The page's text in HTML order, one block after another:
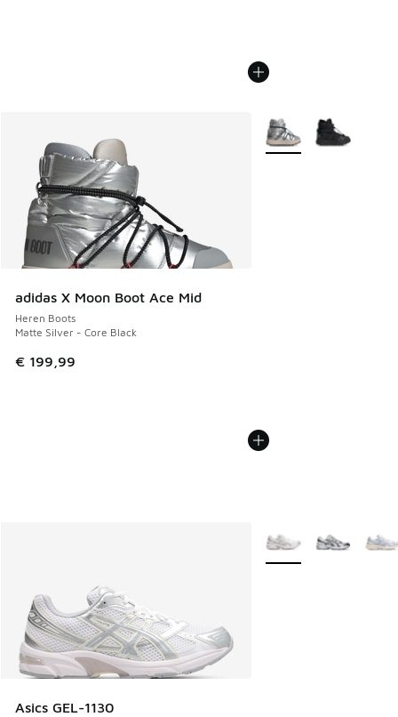
adidas X Moon Boot Ace Mid
Heren Boots
Matte Silver - Core Black
€ 199,99
Meer kleuren
Asics GEL-1130
Meer kleuren